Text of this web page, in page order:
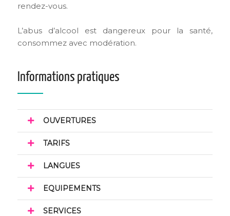
rendez-vous.
L’abus d’alcool est dangereux pour la santé,
consommez avec modération.
Informations pratiques
OUVERTURES
TARIFS
LANGUES
EQUIPEMENTS
SERVICES